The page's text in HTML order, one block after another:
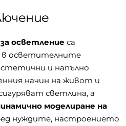
осветление са
в осветителните
и напълно
начин на живот и
светлина, а
моделиране на
нуждите, настроението